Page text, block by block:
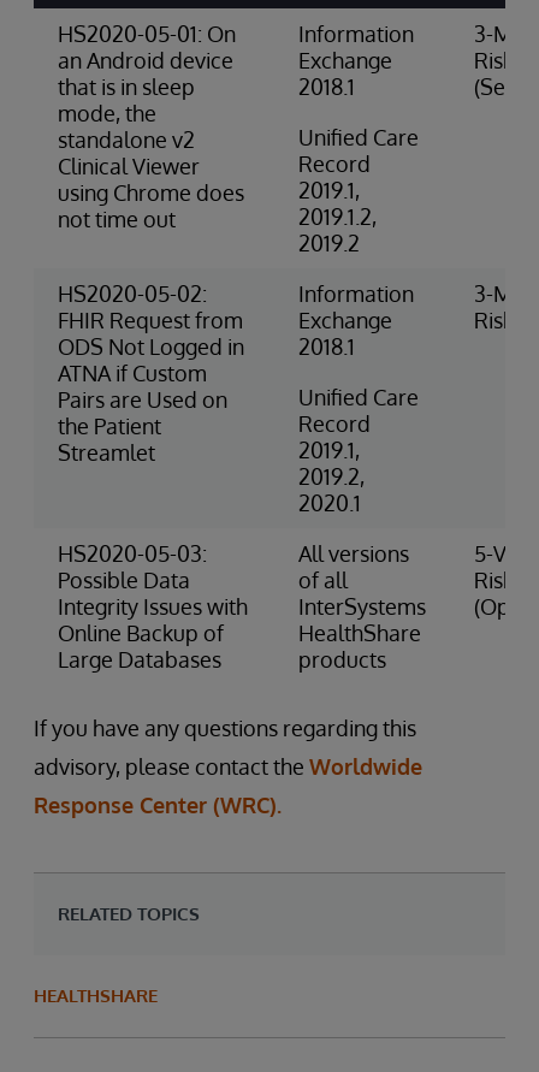
HS2020-05-01: On
an Android device
that is in sleep
mode, the
standalone v2
Clinical Viewer
using Chrome does
not time out
Information
Exchange
2018.1
Unified Care
Record
2019.1,
2019.1.2,
2019.2
3-
Risk
HS2020-05-02:
FHIR Request from
ODS Not Logged in
ATNA if Custom
Pairs are Used on
the Patient
Streamlet
Information
Exchange
2018.1
Unified Care
Record
2019.1,
2019.2,
2020.1
3-
Risk
HS2020-05-03:
Possible Data
Integrity Issues with
Online Backup of
Large Databases
All versions
of all
InterSystems
HealthShare
products
5-
Risk
If you have any questions regarding this
advisory, please contact the Worldwide
Response Center (WRC).
RELATED TOPICS
HEALTHSHARE